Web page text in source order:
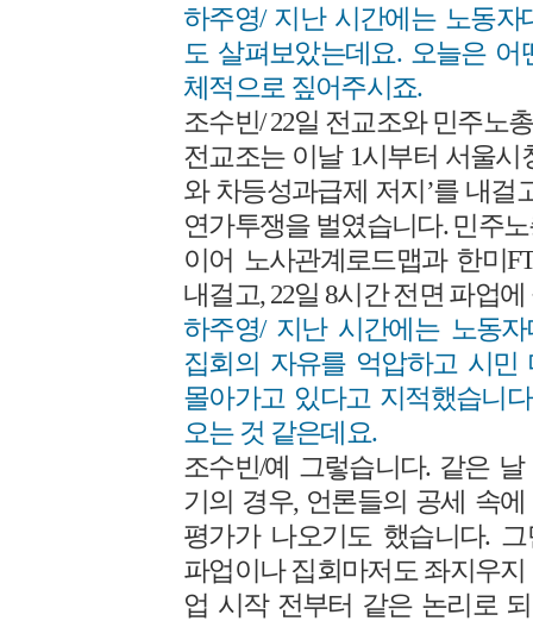
하주영/ 지난 시간에는 노동
도 살펴보았는데요. 오늘은
체적으로 짚어주시죠.
조수빈/ 22일 전교조와 민주노
전교조는 이날 1시부터 서울시
와 차등성과급제 저지’를 내걸
연가투쟁을 벌였습니다. 민주
이어 노사관계로드맵과 한미
내걸고, 22일 8시간 전면 파업
하주영/ 지난 시간에는 노동
집회의 자유를 억압하고 시민
몰아가고 있다고 지적했습니
오는 것 같은데요.
조수빈/예 그렇습니다. 같은
기의 경우, 언론들의 공세 속
평가가 나오기도 했습니다.
파업이나 집회마저도 좌지우
업 시작 전부터 같은 논리로